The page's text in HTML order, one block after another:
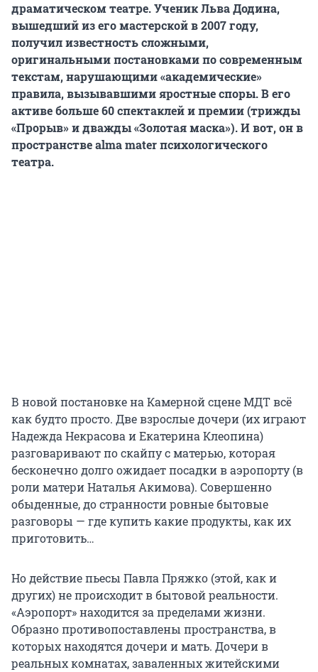
драматическом театре. Ученик Льва Додина,
вышедший из его мастерской в 2007 году,
получил известность сложными,
оригинальными постановками по современным
текстам, нарушающими «академические»
правила, вызывавшими яростные споры. В его
активе больше 60 спектаклей и премии (трижды
«Прорыв» и дважды «Золотая маска»). И вот, он в
пространстве alma mater психологического
театра.
В новой постановке на Камерной сцене МДТ всё
как будто просто. Две взрослые дочери (их играют
Надежда Некрасова и Екатерина Клеопина)
разговаривают по скайпу с матерью, которая
бесконечно долго ожидает посадки в аэропорту (в
роли матери Наталья Акимова). Совершенно
обыденные, до странности ровные бытовые
разговоры — где купить какие продукты, как их
приготовить…
Но действие пьесы Павла Пряжко (этой, как и
других) не происходит в бытовой реальности.
«Аэропорт» находится за пределами жизни.
Образно противопоставлены пространства, в
которых находятся дочери и мать. Дочери в
реальных комнатах, заваленных житейскими